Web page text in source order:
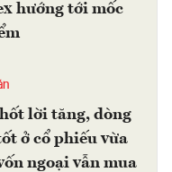
hướng tới mốc
lời tăng, dòng
ở cổ phiếu vừa
ngoại vẫn mua